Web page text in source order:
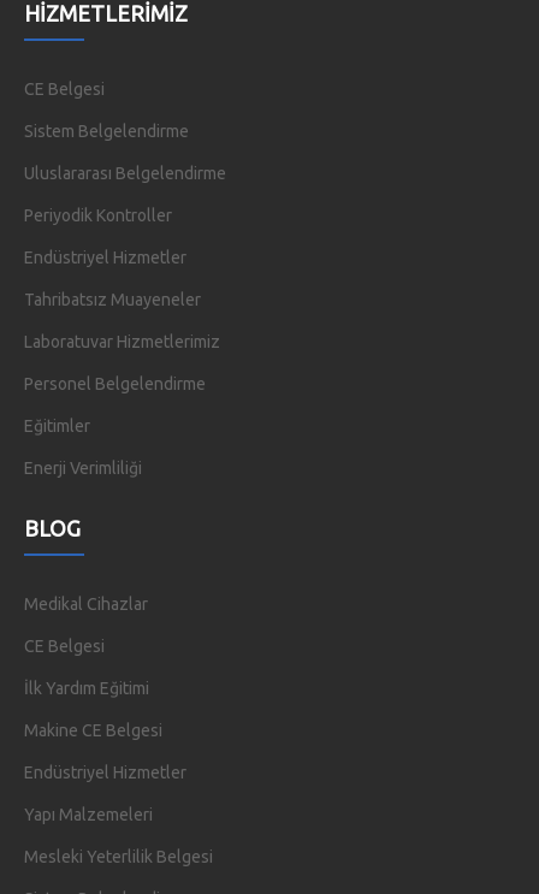
HIZMETLERIMIZ
CE Belgesi
Sistem Belgelendirme
Uluslararası Belgelendirme
Periyodik Kontroller
Endüstriyel Hizmetler
Tahribatsız Muayeneler
Laboratuvar Hizmetlerimiz
Personel Belgelendirme
Eğitimler
Enerji Verimliliği
BLOG
Medikal Cihazlar
CE Belgesi
İlk Yardım Eğitimi
Makine CE Belgesi
Endüstriyel Hizmetler
Yapı Malzemeleri
Mesleki Yeterlilik Belgesi